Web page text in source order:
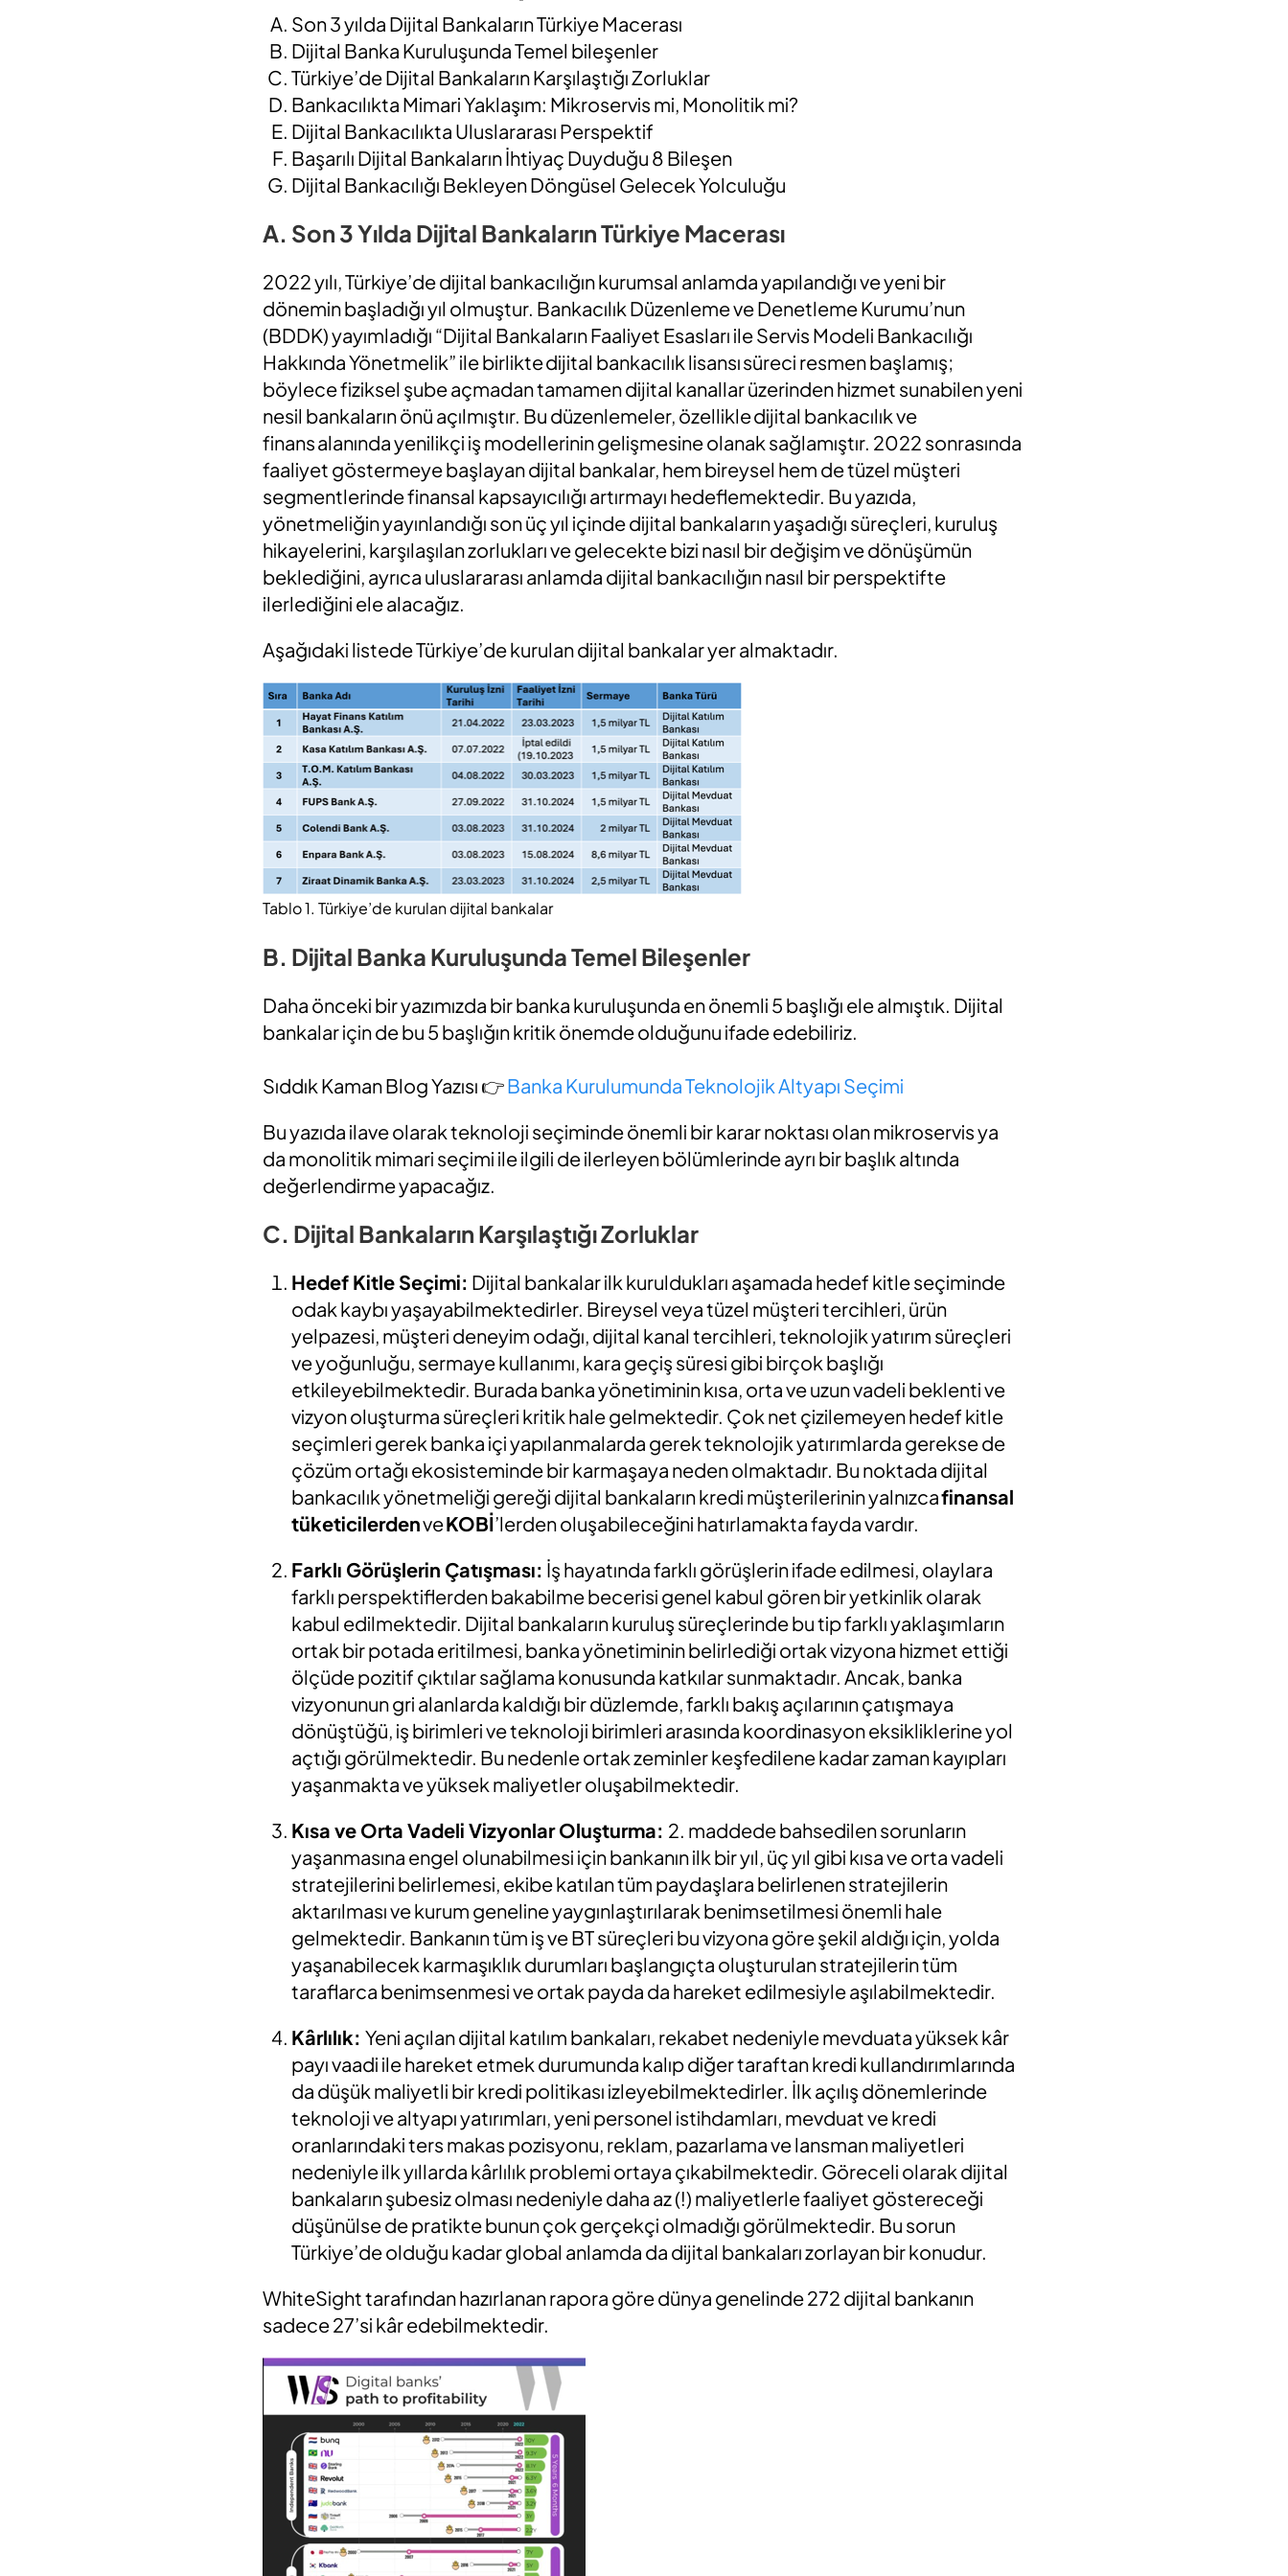
Son 3 yılda Dijital Bankaların Türkiye Macerası
Dijital Banka Kuruluşunda Temel bileşenler
Türkiye’de Dijital Bankaların Karşılaştığı Zorluklar
Bankacılıkta Mimari Yaklaşım: Mikroservis mi, Monolitik mi?
Dijital Bankacılıkta Uluslararası Perspektif
Başarılı Dijital Bankaların İhtiyaç Duyduğu 8 Bileşen
Dijital Bankacılığı Bekleyen Döngüsel Gelecek Yolculuğu
A. Son 3 Yılda Dijital Bankaların Türkiye Macerası
2022 yılı, Türkiye’de dijital bankacılığın kurumsal anlamda yapılandığı ve yeni bir
dönemin başladığı yıl olmuştur. Bankacılık Düzenleme ve Denetleme Kurumu’nun
(BDDK) yayımladığı “Dijital Bankaların Faaliyet Esasları ile Servis Modeli Bankacılığı
Hakkında Yönetmelik” ile birlikte dijital bankacılık lisansı süreci resmen başlamış;
böylece fiziksel şube açmadan tamamen dijital kanallar üzerinden hizmet sunabilen yeni
nesil bankaların önü açılmıştır. Bu düzenlemeler, özellikle dijital bankacılık ve
finans alanında yenilikçi iş modellerinin gelişmesine olanak sağlamıştır. 2022 sonrasında
faaliyet göstermeye başlayan dijital bankalar, hem bireysel hem de tüzel müşteri
segmentlerinde finansal kapsayıcılığı artırmayı hedeflemektedir. Bu yazıda,
yönetmeliğin yayınlandığı son üç yıl içinde dijital bankaların yaşadığı süreçleri, kuruluş
hikayelerini, karşılaşılan zorlukları ve gelecekte bizi nasıl bir değişim ve dönüşümün
beklediğini, ayrıca uluslararası anlamda dijital bankacılığın nasıl bir perspektifte
ilerlediğini ele alacağız.
Aşağıdaki listede Türkiye’de kurulan dijital bankalar yer almaktadır.
Tablo 1. Türkiye’de kurulan dijital bankalar
B. Dijital Banka Kuruluşunda Temel Bileşenler
Daha önceki bir yazımızda bir banka kuruluşunda en önemli 5 başlığı ele almıştık. Dijital
bankalar için de bu 5 başlığın kritik önemde olduğunu ifade edebiliriz.
Sıddık Kaman Blog Yazısı 👉Banka Kurulumunda Teknolojik Altyapı Seçimi
Bu yazıda ilave olarak teknoloji seçiminde önemli bir karar noktası olan mikroservis ya
da monolitik mimari seçimi ile ilgili de ilerleyen bölümlerinde ayrı bir başlık altında
değerlendirme yapacağız.
C. Dijital Bankaların Karşılaştığı Zorluklar
Hedef Kitle Seçimi: Dijital bankalar ilk kuruldukları aşamada hedef kitle seçiminde
odak kaybı yaşayabilmektedirler. Bireysel veya tüzel müşteri tercihleri, ürün
yelpazesi, müşteri deneyim odağı, dijital kanal tercihleri, teknolojik yatırım süreçleri
ve yoğunluğu, sermaye kullanımı, kara geçiş süresi gibi birçok başlığı
etkileyebilmektedir. Burada banka yönetiminin kısa, orta ve uzun vadeli beklenti ve
vizyon oluşturma süreçleri kritik hale gelmektedir. Çok net çizilemeyen hedef kitle
seçimleri gerek banka içi yapılanmalarda gerek teknolojik yatırımlarda gerekse de
çözüm ortağı ekosisteminde bir karmaşaya neden olmaktadır. Bu noktada dijital
bankacılık yönetmeliği gereği dijital bankaların kredi müşterilerinin yalnızcafinansal
tüketicilerdenveKOBİ’lerden oluşabileceğini hatırlamakta fayda vardır.
Farklı Görüşlerin Çatışması: İş hayatında farklı görüşlerin ifade edilmesi, olaylara
farklı perspektiflerden bakabilme becerisi genel kabul gören bir yetkinlik olarak
kabul edilmektedir. Dijital bankaların kuruluş süreçlerinde bu tip farklı yaklaşımların
ortak bir potada eritilmesi, banka yönetiminin belirlediği ortak vizyona hizmet ettiği
ölçüde pozitif çıktılar sağlama konusunda katkılar sunmaktadır. Ancak, banka
vizyonunun gri alanlarda kaldığı bir düzlemde, farklı bakış açılarının çatışmaya
dönüştüğü, iş birimleri ve teknoloji birimleri arasında koordinasyon eksikliklerine yol
açtığı görülmektedir. Bu nedenle ortak zeminler keşfedilene kadar zaman kayıpları
yaşanmakta ve yüksek maliyetler oluşabilmektedir.
Kısa ve Orta Vadeli Vizyonlar Oluşturma: 2. maddede bahsedilen sorunların
yaşanmasına engel olunabilmesi için bankanın ilk bir yıl, üç yıl gibi kısa ve orta vadeli
stratejilerini belirlemesi, ekibe katılan tüm paydaşlara belirlenen stratejilerin
aktarılması ve kurum geneline yaygınlaştırılarak benimsetilmesi önemli hale
gelmektedir. Bankanın tüm iş ve BT süreçleri bu vizyona göre şekil aldığı için, yolda
yaşanabilecek karmaşıklık durumları başlangıçta oluşturulan stratejilerin tüm
taraflarca benimsenmesi ve ortak payda da hareket edilmesiyle aşılabilmektedir.
Kârlılık:Yeni açılan dijital katılım bankaları, rekabet nedeniyle mevduata yüksek kâr
payı vaadi ile hareket etmek durumunda kalıp diğer taraftan kredi kullandırımlarında
da düşük maliyetli bir kredi politikası izleyebilmektedirler. İlk açılış dönemlerinde
teknoloji ve altyapı yatırımları, yeni personel istihdamları, mevduat ve kredi
oranlarındaki ters makas pozisyonu, reklam, pazarlama ve lansman maliyetleri
nedeniyle ilk yıllarda kârlılık problemi ortaya çıkabilmektedir. Göreceli olarak dijital
bankaların şubesiz olması nedeniyle daha az (!) maliyetlerle faaliyet göstereceği
düşünülse de pratikte bunun çok gerçekçi olmadığı görülmektedir. Bu sorun
Türkiye’de olduğu kadar global anlamda da dijital bankaları zorlayan bir konudur.
WhiteSight tarafından hazırlanan rapora göre dünya genelinde 272 dijital bankanın
sadece 27’si kâr edebilmektedir.